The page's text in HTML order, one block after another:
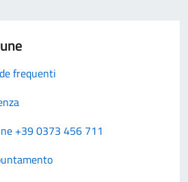
frequenti
+39 0373 456 711